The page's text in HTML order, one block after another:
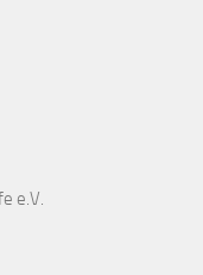
e.V.